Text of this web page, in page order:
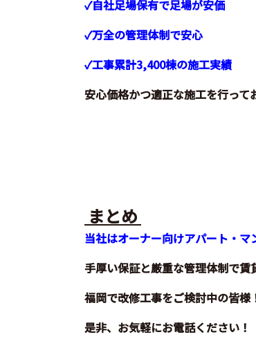
✓自社足場保有で足場が安価
✓万全の管理体制で安心
✓工事累計3,400棟の施工実績
安心価格かつ適正な施工を行って
まとめ
当社はオーナー向けアパート・マ
手厚い保証と厳重な管理体制で賃
福岡で改修工事をご検討中の皆様
是非、お気軽にお電話ください！